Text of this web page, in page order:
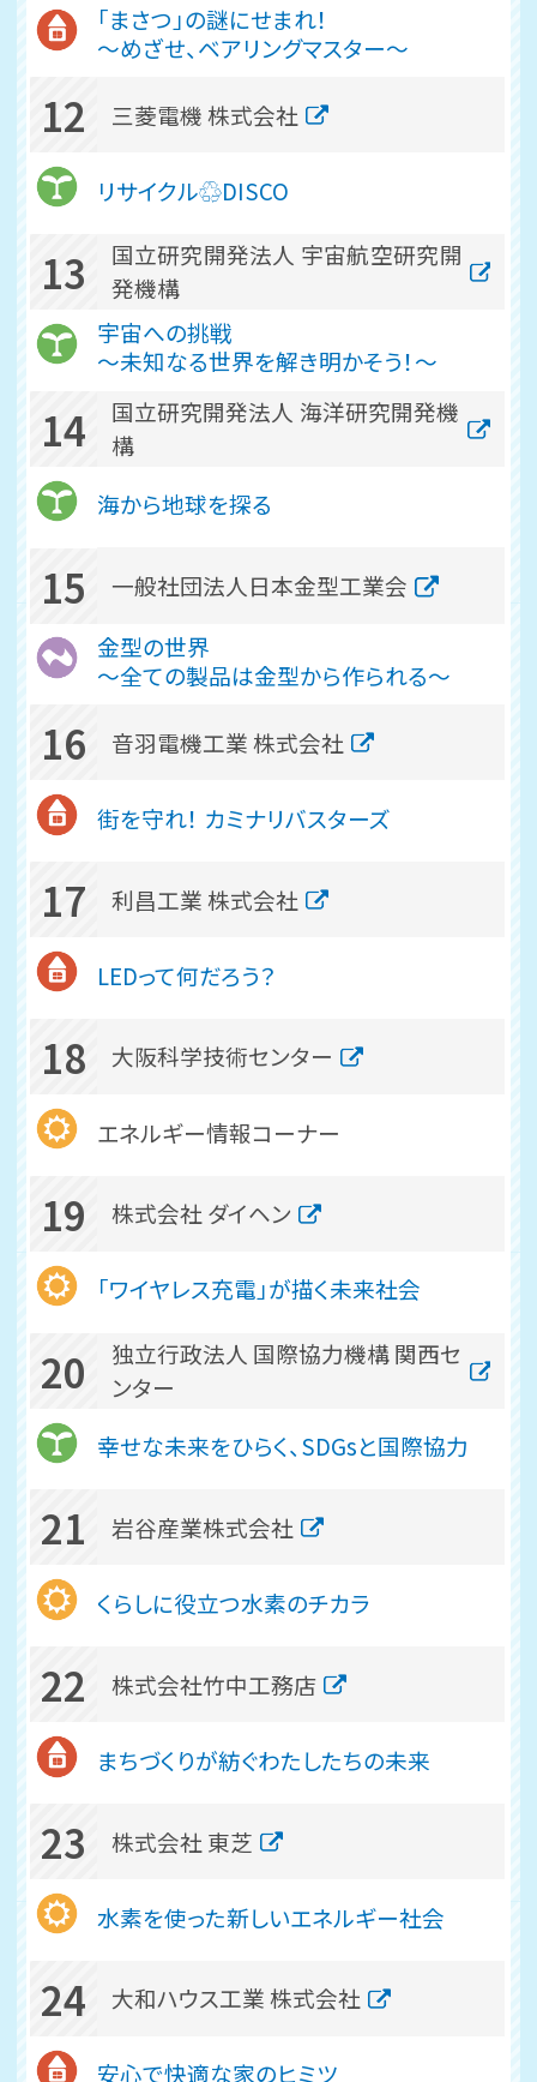
「まさつ」の謎にせまれ！
～めざせ、ベアリングマスター～
12 三菱電機 株式会社
リサイクル♲DISCO
13
国立研究開発法人 宇宙航空研究開
発機構
宇宙への挑戦
～未知なる世界を解き明かそう！～
14
国立研究開発法人 海洋研究開発機
構
海から地球を探る
15
一般社団法人日本金型工業会
金型の世界
～全ての製品は金型から作られる～
16 音羽電機工業 株式会社
街を守れ！ カミナリバスターズ
17 利昌工業 株式会社
LEDって何だろう？
18 大阪科学技術センター
エネルギー情報コーナー
19 株式会社 ダイヘン
「ワイヤレス充電」が描く未来社会
20
独立行政法人 国際協力機構 関西セ
ンター
幸せな未来をひらく、SDGsと国際協力
21 岩谷産業株式会社
くらしに役立つ水素のチカラ
22 株式会社竹中工務店
まちづくりが紡ぐわたしたちの未来
23 株式会社 東芝
水素を使った新しいエネルギー社会
24 大和ハウス工業 株式会社
安心で快適な家のヒミツ